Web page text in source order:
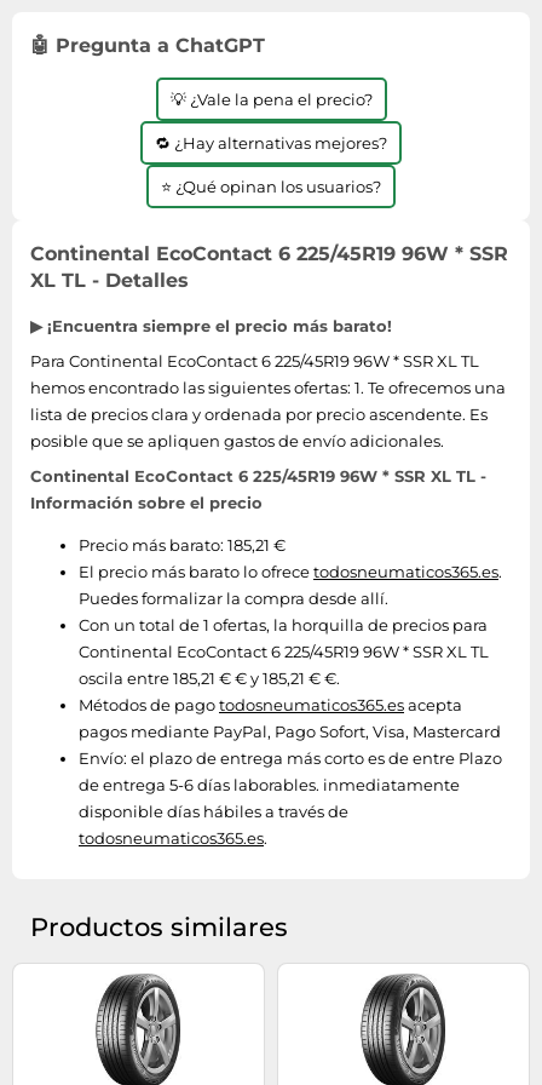
Ropa deportiva y outdoor
Zapatillas de tenis
Zapatillas deportivas
Perfumes de mujer
Perfumes unisex
Placer y anticoncepción
Productos de higiene corporal
Productos para baño y ducha
Sets de belleza
Termómetros clínicos
Tratamientos faciales
Media
Monitores y pantallas ordenador
Máquinas de afeitar
Placas de cocina
Secadoras
Sonido y alta fidelidad
TV, vídeo y DVD
Tablets
Telecomunicaciones
Vehículos a escala
Relojes de pulsera
Tejer y crochet
Zapatillas de atletismo
Zapatillas de baloncesto
Zapatos
Zapatos de invierno
Zapatos mujer
🤖 Pregunta a ChatGPT
💡 ¿Vale la pena el precio?
🔁 ¿Hay alternativas mejores?
⭐ ¿Qué opinan los usuarios?
Continental EcoContact 6 225/45R19 96W * SSR
XL TL - Detalles
▶ ¡Encuentra siempre el precio más barato!
Para Continental EcoContact 6 225/45R19 96W * SSR XL TL
hemos encontrado las siguientes ofertas: 1. Te ofrecemos una
lista de precios clara y ordenada por precio ascendente. Es
posible que se apliquen gastos de envío adicionales.
Continental EcoContact 6 225/45R19 96W * SSR XL TL -
Información sobre el precio
Precio más barato: 185,21 €
El precio más barato lo ofrecetodosneumaticos365.es.
Puedes formalizar la compra desde allí.
Con un total de 1 ofertas, la horquilla de precios para
Continental EcoContact 6 225/45R19 96W * SSR XL TL
oscila entre 185,21 € € y 185,21 € €.
Métodos de pagotodosneumaticos365.esacepta
pagos mediante PayPal, Pago Sofort, Visa, Mastercard
Envío: el plazo de entrega más corto es de entre Plazo
de entrega 5-6 días laborables. inmediatamente
disponible días hábiles a través de
todosneumaticos365.es.
Productos similares